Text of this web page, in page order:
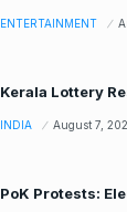
ENTERTAINMENT
Kerala Lottery
INDIA August 7,
PoK Protests: